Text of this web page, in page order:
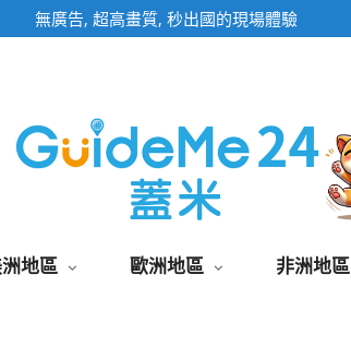
即時影像頁面為固定網址,加入桌面快速觀看
地區 歐洲地區 非洲地區